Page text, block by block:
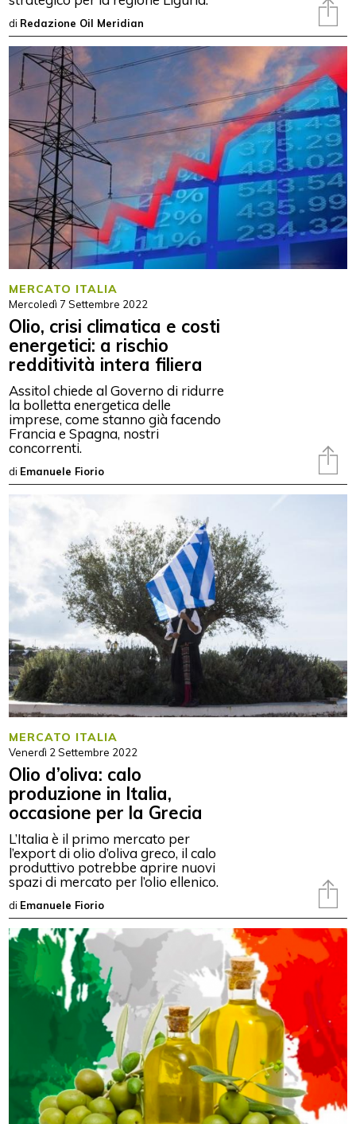
di Redazione Oil Meridian
MERCATO ITALIA
Mercoledì 7 Settembre 2022
Olio, crisi climatica e costi
energetici: a rischio
redditività intera filiera
Assitol chiede al Governo di ridurre
la bolletta energetica delle
imprese, come stanno già facendo
Francia e Spagna, nostri
concorrenti.
di Emanuele Fiorio
MERCATO ITALIA
Venerdì 2 Settembre 2022
Olio d’oliva: calo
produzione in Italia,
occasione per la Grecia
L’Italia è il primo mercato per
l’export di olio d’oliva greco, il calo
produttivo potrebbe aprire nuovi
spazi di mercato per l’olio ellenico.
di Emanuele Fiorio